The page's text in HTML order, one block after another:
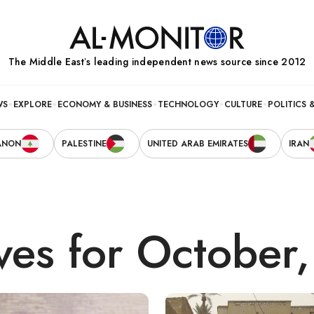
The Middle Eastʼs leading independent news source since 2012
POLITICS
CULTURE
TECHNOLOGY
ECONOMY & BUSINESS
EXPLORE
IRAN
UNITED ARAB EMIRATES
PALESTINE
for